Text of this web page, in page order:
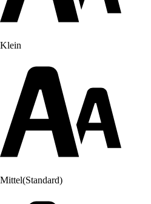
Klein
Mittel(Standard)